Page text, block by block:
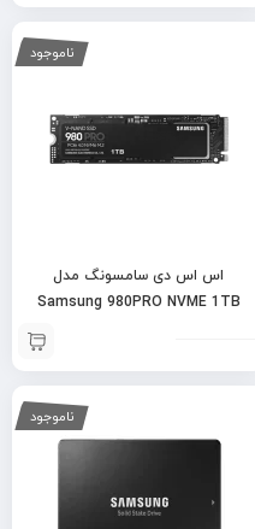
ناموجود
اس اس دی سامسونگ مدل
Samsung 980PRO NVME 1TB
ناموجود